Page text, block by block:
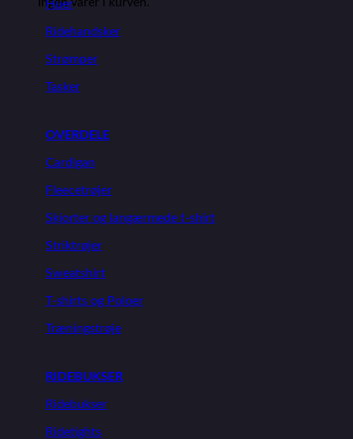
Huer
Ridehandsker
Strømper
Tasker
OVERDELE
Cardigan
Fleecetrøjer
Skjorter og langærmede t-shirt
Striktrøjer
Sweatshirt
T-shirts og Poloer
Træningstrøje
RIDEBUKSER
Ridebukser
Ridetights